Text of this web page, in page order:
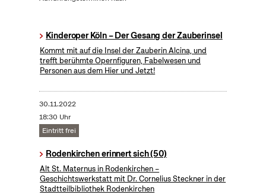
Kinderoper Köln – Der Gesang der Zauberinsel
Kommt mit auf die Insel der Zauberin Alcina, und
trefft berühmte Opernfiguren, Fabelwesen und
Personen aus dem Hier und Jetzt!
30.11.2022
18:30 Uhr
Eintritt frei
Rodenkirchen erinnert sich (50)
Alt St. Maternus in Rodenkirchen –
Geschichtswerkstatt mit Dr. Cornelius Steckner in der
Stadtteilbibliothek Rodenkirchen